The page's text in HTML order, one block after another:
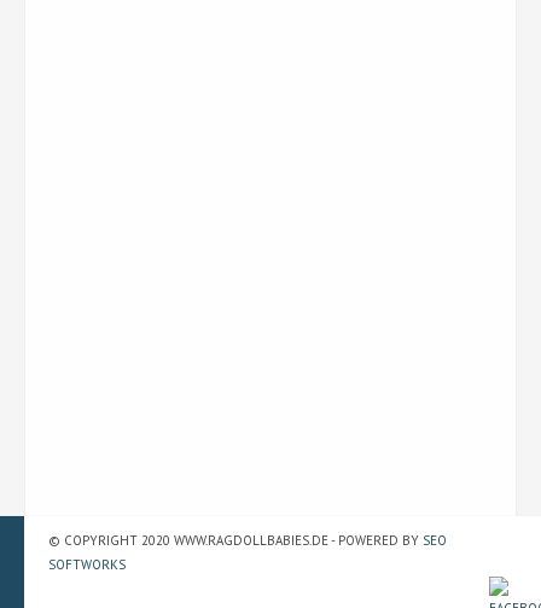
© COPYRIGHT 2020 WWW.RAGDOLLBABIES.DE - POWERED BY SEO
SOFTWORKS